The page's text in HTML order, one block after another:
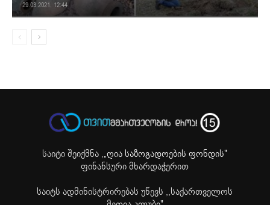
29.03.2021. 12:44
საიტი შეიქმნა ,„ღია საზოგადოების ფონდის"
ფინანსური მხარდაჭერით
საიტს ადმინისტრირებას უწევს ,,საქართველოს